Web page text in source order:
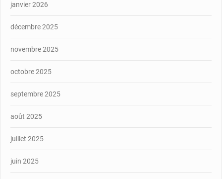
janvier 2026
décembre 2025
novembre 2025
octobre 2025
septembre 2025
août 2025
juillet 2025
juin 2025